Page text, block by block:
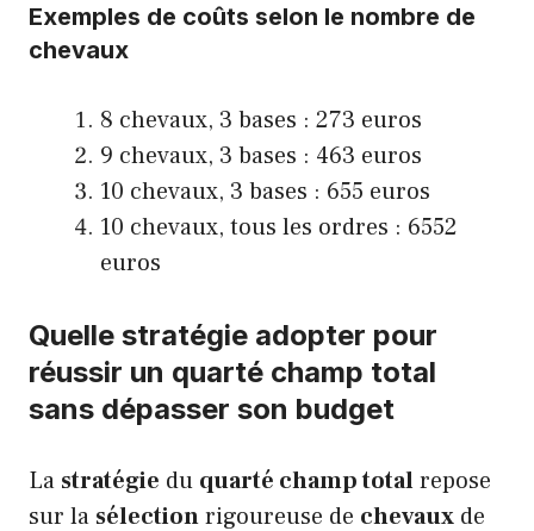
Exemples de coûts selon le nombre de
chevaux
8 chevaux, 3 bases : 273 euros
9 chevaux, 3 bases : 463 euros
10 chevaux, 3 bases : 655 euros
10 chevaux, tous les ordres : 6552
euros
Quelle stratégie adopter pour
réussir un quarté champ total
sans dépasser son budget
La stratégie du quarté champ totalrepose
sur la sélectionrigoureuse de chevaux de